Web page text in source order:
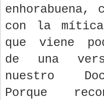
enhorabuena,
con la
que viene
de una
nuestro
Porque